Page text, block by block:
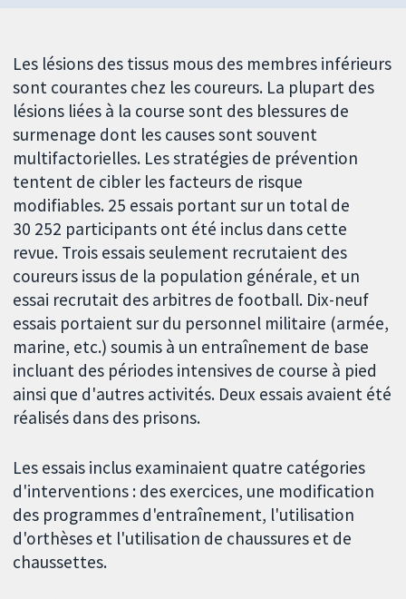
Les lésions des tissus mous des membres inférieurs
sont courantes chez les coureurs. La plupart des
lésions liées à la course sont des blessures de
surmenage dont les causes sont souvent
multifactorielles. Les stratégies de prévention
tentent de cibler les facteurs de risque
modifiables. 25 essais portant sur un total de
30 252 participants ont été inclus dans cette
revue. Trois essais seulement recrutaient des
coureurs issus de la population générale, et un
essai recrutait des arbitres de football. Dix-neuf
essais portaient sur du personnel militaire (armée,
marine, etc.) soumis à un entraînement de base
incluant des périodes intensives de course à pied
ainsi que d'autres activités. Deux essais avaient été
réalisés dans des prisons.
Les essais inclus examinaient quatre catégories
d'interventions : des exercices, une modification
des programmes d'entraînement, l'utilisation
d'orthèses et l'utilisation de chaussures et de
chaussettes.